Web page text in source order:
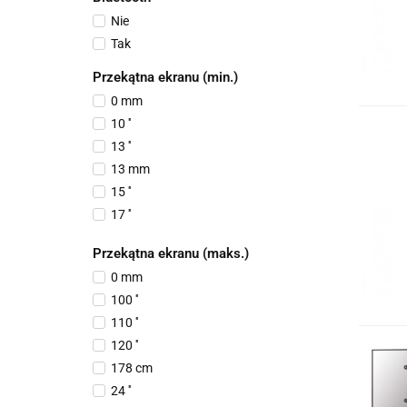
XIAOMI
ZOWIE
Nie
Tak
Przekątna ekranu (min.)
0 mm
10 ''
13 ''
13 mm
15 ''
17 ''
17 mm
19 ''
21.45 ''
23 ''
24 ''
26 ''
30 ''
Przekątna ekranu (maks.)
0 mm
100 ''
110 ''
120 ''
178 cm
24 ''